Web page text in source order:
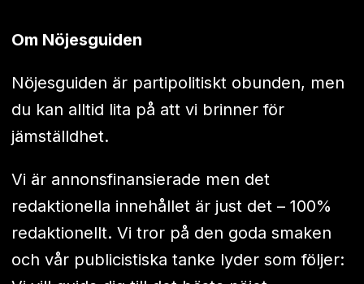
Om Nöjesguiden
Nöjesguiden är partipolitiskt obunden, men
du kan alltid lita på att vi brinner för
jämställdhet.
Vi är annonsfinansierade men det
redaktionella innehållet är just det – 100%
redaktionellt. Vi tror på den goda smaken
och vår publicistiska tanke lyder som följer: